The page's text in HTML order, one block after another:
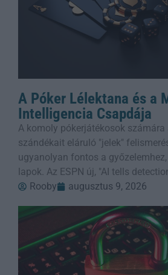
A Póker Lélektana és a
Intelligencia Csapdája
A komoly pókerjátékosok számára
szándékait eláruló "jelek"
ugyanolyan fontos a
lapok. Az ESPN új, "AI tells
Rooby
augusztus 9, 2026